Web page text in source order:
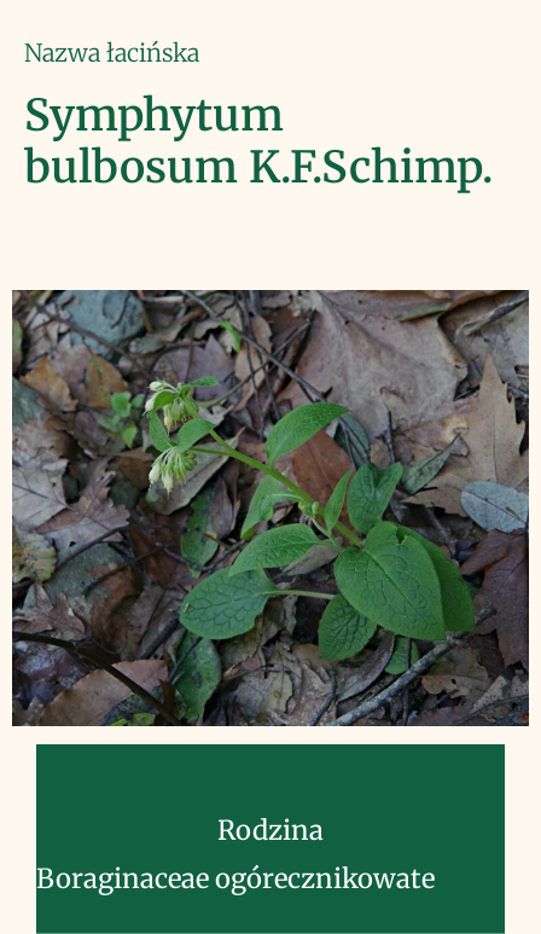
Nazwa łacińska
Symphytum
bulbosum K.F.Schimp.
Rodzina
Boraginaceae ogórecznikowate